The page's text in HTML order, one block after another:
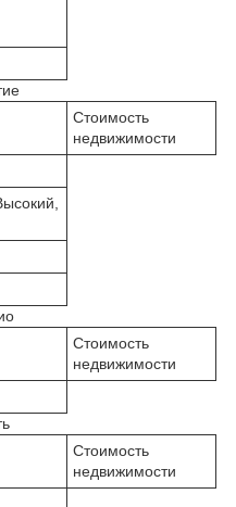
Стоимость
недвижимости
Стоимость
недвижимости
Стоимость
недвижимости